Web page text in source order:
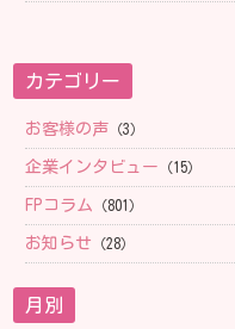
カテゴリー
お客様の声 （3）
企業インタビュー （15）
FPコラム （801）
お知らせ （28）
月別